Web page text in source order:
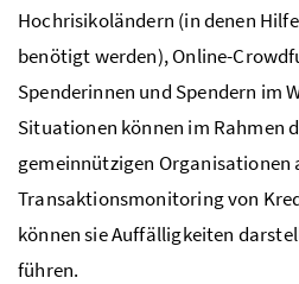
Hochrisikoländern (in denen
benötigt werden),Online-
Spenderinnen und Spendern im
Situationen können im Rahmen
gemeinnützigen Organisationen
Transaktionsmonitoring von
können sie Auffälligkeiten
führen.